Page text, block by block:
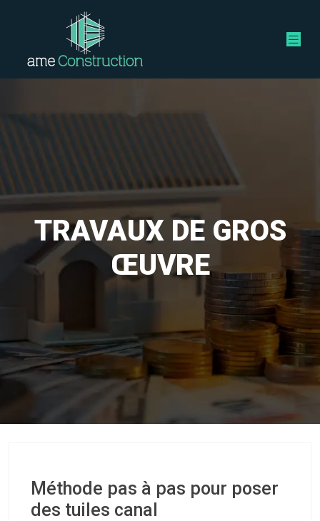
TRAVAUX DE GROS
ŒUVRE
Méthode pas à pas pour poser
des tuiles canal